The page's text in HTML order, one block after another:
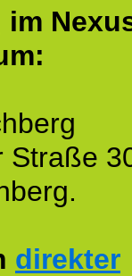
im
Straße
direkter